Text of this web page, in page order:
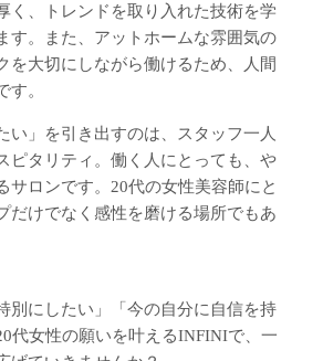
く、トレンドを取り入れた技術を学
す。また、アットホームな雰囲気の
を大切にしながら働けるため、人間
す。
い」を引き出すのは、スタッフ一人
ピタリティ。働く人にとっても、や
サロンです。20代の女性美容師にと
だけでなく感性を磨ける場所でもあ
別にしたい」「今の自分に自信を持
代女性の願いを叶えるINFINIで、一